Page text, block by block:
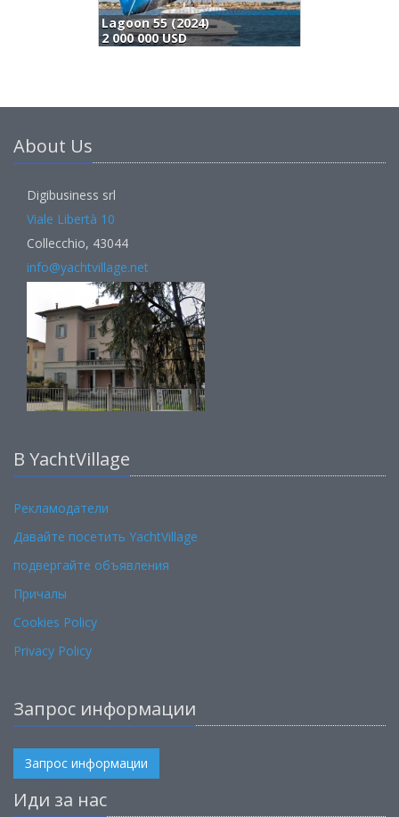
Ice Yachts 62 (2025)
1 690 000 EUR
About Us
Digibusiness srl
Viale Libertà 10
Collecchio, 43044
info@yachtvillage.net
В YachtVillage
Рекламодатели
Давайте посетить YachtVillage
подвергайте объявления
Причалы
Cookies Policy
Privacy Policy
Запрос информации
Запрос информации
Иди за нас